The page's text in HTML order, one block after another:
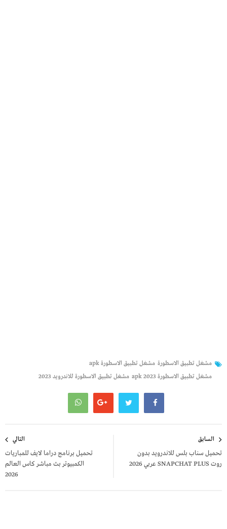
مشغل تطبيق الاسطورة مشغل تطبيق الاسطورة apk
مشغل تطبيق الاسطورة apk 2023
مشغل تطبيق الاسطورة للاندرويد 2023
المقالات
السابق
تحميل سناب بلس للاندرويد بدون
روت SNAPCHAT PLUS‏ عربي 2026
التالي
تحميل برنامج دراما لايف للمباريات
الكمبيوتر بث مباشر كاس العالم
2026